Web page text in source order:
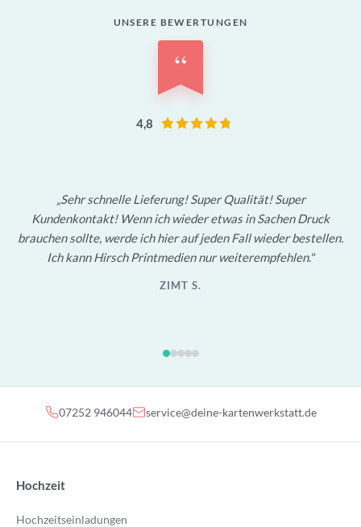
UNSERE BEWERTUNGEN
“
4,8
Sehr schnelle Lieferung! Super Qualität! Super
Kundenkontakt! Wenn ich wieder etwas in Sachen Druck
brauchen sollte, werde ich hier auf jeden Fall wieder bestellen.
Ich kann Hirsch Printmedien nur weiterempfehlen.
ZIMT S.
07252 946044 service@deine-kartenwerkstatt.de
Hochzeit
Hochzeitseinladungen